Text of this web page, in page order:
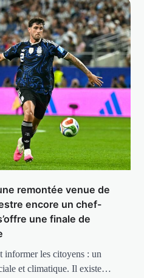
remontée venue de
encore un chef-
une finale de
informer les citoyens : un
et climatique. Il existe…